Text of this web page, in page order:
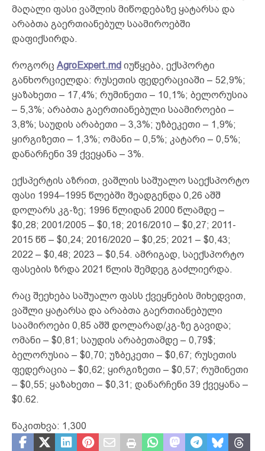
მაღალი ფასი ვაშლის მიწოდებაზე ყატარსა და
არაბთა გაერთიანებულ საამიროებში
დაფიქსირდა.
როგორც AgroExpert.md იუწყება, ექსპორტი
განხორციელდა: რუსეთის ფედერაციაში – 52,9%;
ყაზახეთი – 17,4%; რუმინეთი – 10,1%; ბელორუსია
– 5,3%; არაბთა გაერთიანებული საამიროები –
3,8%; საუდის არაბეთი – 3,3%; უზბეკეთი – 1,9%;
ყირგიზეთი – 1,3%; ომანი – 0,5%; კატარი – 0,5%;
დანარჩენი 39 ქვეყანა – 3%.
ექსპერტის აზრით, ვაშლის საშუალო საექსპორტო
ფასი 1994–1995 წლებში შეადგენდა 0,26 აშშ
დოლარს კგ-ზე; 1996 წლიდან 2000 წლამდე –
$0,28; 2001/2005 – $0,18; 2016/2010 – $0,27; 2011-
2015 წწ – $0,24; 2016/2020 – $0,25; 2021 – $0,43;
2022 – $0,48; 2023 – $0,54. ამრიგად, საექსპორტო
ფასების ზრდა 2021 წლის შემდეგ გაძლიერდა.
რაც შეეხება საშუალო ფასს ქვეყნების მიხედვით,
ვაშლი ყატარსა და არაბთა გაერთიანებული
საამიროები 0,85 აშშ დოლარად/კგ-ზე გავიდა;
ომანი – $0,81; საუდის არაბეთამდე – 0,79$;
ბელორუსია – $0,70; უზბეკეთი – $0,67; რუსეთის
ფედერაცია – $0,62; ყირგიზეთი – $0,57; რუმინეთი
– $0,55; ყაზახეთი – $0,31; დანარჩენი 39 ქვეყანა –
$0.62.
წაკითხვა: 1,300